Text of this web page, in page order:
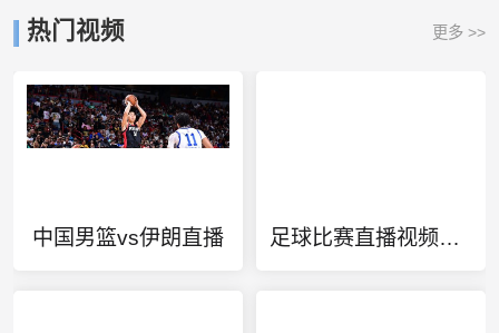
热门视频 更多 >>
中国男篮vs伊朗直播 足球比赛直播视频直播